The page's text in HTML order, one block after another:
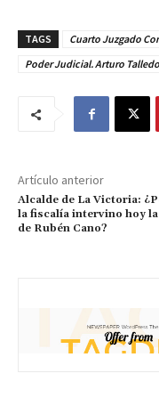
TAGS
Cuarto Juzgado
Poder Judicial. Arturo Talledo
Artículo anterior
Alcalde de La Victoria:
la fiscalía intervino hoy la
de Rubén Cano?